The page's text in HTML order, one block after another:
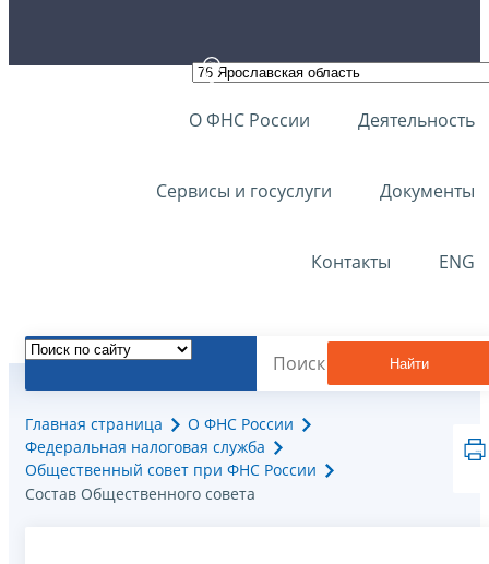
О ФНС России Деятельность
Сервисы и госуслуги Документы
Контакты ENG
Найти
Главная страница
О ФНС России
Федеральная налоговая служба
Общественный совет при ФНС России
Состав Общественного совета